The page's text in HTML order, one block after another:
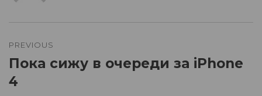
navigation
PREVIOUS
Previous
post:
Пока сижу в очереди за iPhone
4